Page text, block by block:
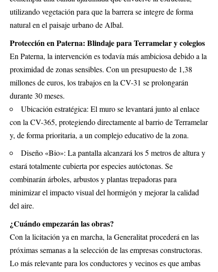
utilizando vegetación para que la barrera se integre de forma
natural en el paisaje urbano de Albal.
Protección en Paterna: Blindaje para Terramelar y colegios
En Paterna, la intervención es todavía más ambiciosa debido a la
proximidad de zonas sensibles. Con un presupuesto de 1,38
millones de euros, los trabajos en la CV-31 se prolongarán
durante 30 meses.
Ubicación estratégica: El muro se levantará junto al enlace
con la CV-365, protegiendo directamente al barrio de Terramelar
y, de forma prioritaria, a un complejo educativo de la zona.
Diseño «Bio»: La pantalla alcanzará los 5 metros de altura y
estará totalmente cubierta por especies autóctonas. Se
combinarán árboles, arbustos y plantas trepadoras para
minimizar el impacto visual del hormigón y mejorar la calidad
del aire.
¿Cuándo empezarán las obras?
Con la licitación ya en marcha, la Generalitat procederá en las
próximas semanas a la selección de las empresas constructoras.
Lo más relevante para los conductores y vecinos es que ambas